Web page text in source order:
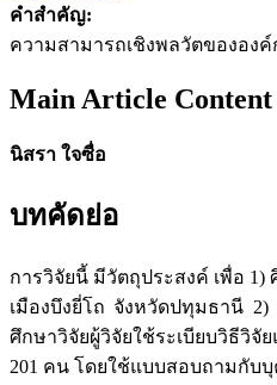
คำสำคัญ:
ความสามารถเชิงพลวัตขององค์
Main Article Content
นิสรา ใจซื่อ
บทคัดย่อ
การวิจัยนี้ มีวัตถุประสงค์ เพื่อ
เมืองบึงยี่โถ จังหวัดปทุมธานี
ศึกษาวิจัยผู้วิจัยใช้ระเบียบวิธีวิจั
201 คน โดยใช้แบบสอบถามกับ